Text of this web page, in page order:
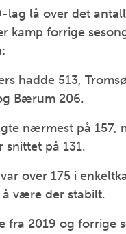
lag lå over det
kamp forrige
hadde 513,
Bærum 206.
nærmest på 157,
på 131.
over 175 i
være der stabilt.
fra 2019 og forrige